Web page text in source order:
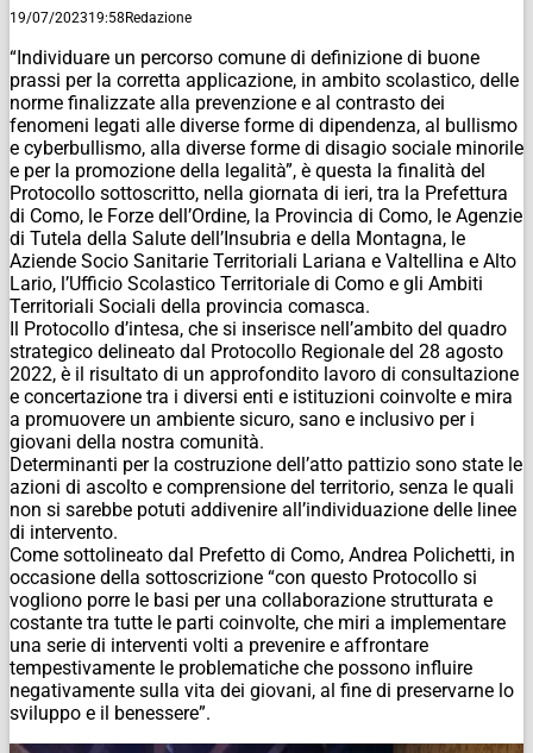
19/07/202319:58Redazione
“Individuare un percorso comune di definizione di buone
prassi per la corretta applicazione, in ambito scolastico, delle
norme finalizzate alla prevenzione e al contrasto dei
fenomeni legati alle diverse forme di dipendenza, al bullismo
e cyberbullismo, alla diverse forme di disagio sociale minorile
e per la promozione della legalità”, è questa la finalità del
Protocollo sottoscritto, nella giornata di ieri, tra la Prefettura
di Como, le Forze dell’Ordine, la Provincia di Como, le Agenzie
di Tutela della Salute dell’Insubria e della Montagna, le
Aziende Socio Sanitarie Territoriali Lariana e Valtellina e Alto
Lario, l’Ufficio Scolastico Territoriale di Como e gli Ambiti
Territoriali Sociali della provincia comasca.
Il Protocollo d’intesa, che si inserisce nell’ambito del quadro
strategico delineato dal Protocollo Regionale del 28 agosto
2022, è il risultato di un approfondito lavoro di consultazione
e concertazione tra i diversi enti e istituzioni coinvolte e mira
a promuovere un ambiente sicuro, sano e inclusivo per i
giovani della nostra comunità.
Determinanti per la costruzione dell’atto pattizio sono state le
azioni di ascolto e comprensione del territorio, senza le quali
non si sarebbe potuti addivenire all’individuazione delle linee
di intervento.
Come sottolineato dal Prefetto di Como, Andrea Polichetti, in
occasione della sottoscrizione “con questo Protocollo si
vogliono porre le basi per una collaborazione strutturata e
costante tra tutte le parti coinvolte, che miri a implementare
una serie di interventi volti a prevenire e affrontare
tempestivamente le problematiche che possono influire
negativamente sulla vita dei giovani, al fine di preservarne lo
sviluppo e il benessere”.